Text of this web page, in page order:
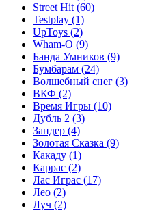
Street Hit (60)
Testplay (1)
UpToys (2)
Wham-O (9)
Банда Умников (9)
Бумбарам (24)
Волшебный снег (3)
ВКФ (2)
Время Игры (10)
Дубль 2 (3)
Зандер (4)
Золотая Сказка (9)
Какаду (1)
Каррас (2)
Лас Играс (17)
Лео (2)
Луч (2)